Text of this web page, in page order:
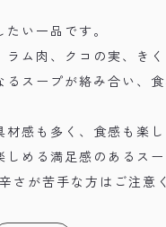
い一品です。
ラム肉、クコの実、き
スープが絡み合い、
感も多く、食感も楽し
める満足感のあるスー
さが苦手な方はご注意